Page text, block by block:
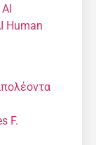
Human
F.